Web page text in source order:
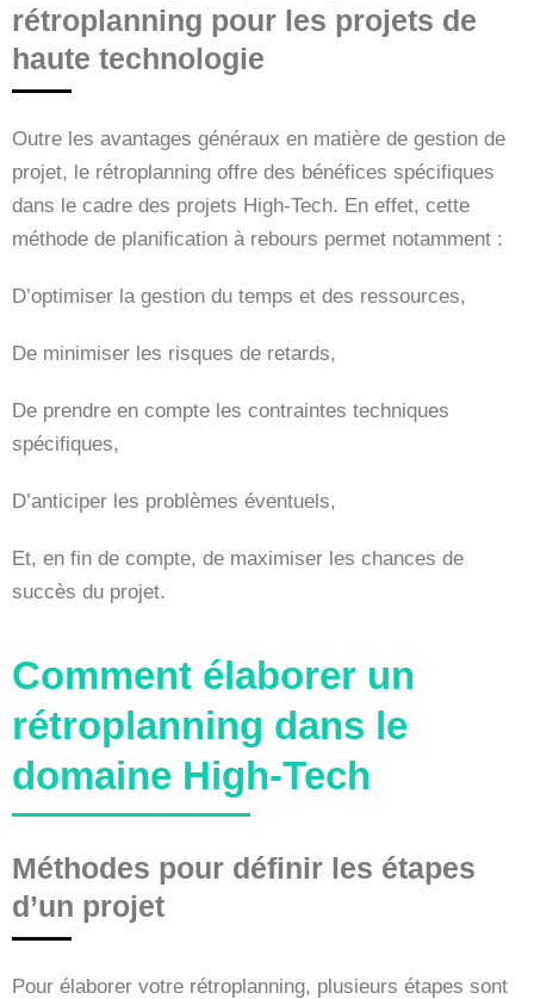
rétroplanning pour les projets de
haute technologie
Outre les avantages généraux en matière de gestion de
projet, le rétroplanning offre des bénéfices spécifiques
dans le cadre des projets High-Tech. En effet, cette
méthode de planification à rebours permet notamment :
D’optimiser la gestion du temps et des ressources,
De minimiser les risques de retards,
De prendre en compte les contraintes techniques
spécifiques,
D’anticiper les problèmes éventuels,
Et, en fin de compte, de maximiser les chances de
succès du projet.
Comment élaborer un
rétroplanning dans le
domaine High-Tech
Méthodes pour définir les étapes
d’un projet
Pour élaborer votre rétroplanning, plusieurs étapes sont